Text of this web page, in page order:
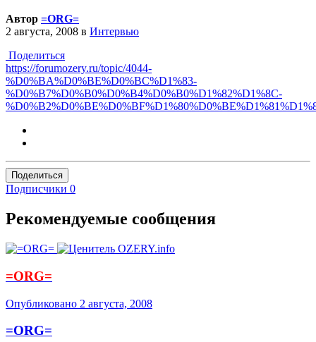
Автор =ORG=
2 августа, 2008 в Интервью
Поделиться
https://forumozery.ru/topic/4044-
%D0%BA%D0%BE%D0%BC%D1%83-
%D0%B7%D0%B0%D0%B4%D0%B0%D1%82%D1%8C-
Поделиться
Подписчики 0
Рекомендуемые сообщения
=ORG=
Опубликовано 2 августа, 2008
=ORG=